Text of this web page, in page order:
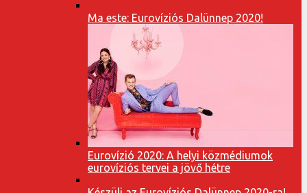
Ma este: Eurovíziós Dalünnep 2020!
Eurovízió 2020: A helyi közmédiumok
eurovíziós tervei a jövő hétre